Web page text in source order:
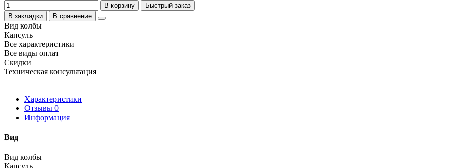
В корзину
Быстрый заказ
В закладки
В сравнение
Вид колбы
Капсуль
Все характеристики
Все виды оплат
Скидки
Техническая консультация
Характеристики
Отзывы 0
Информация
Вид
Вид колбы